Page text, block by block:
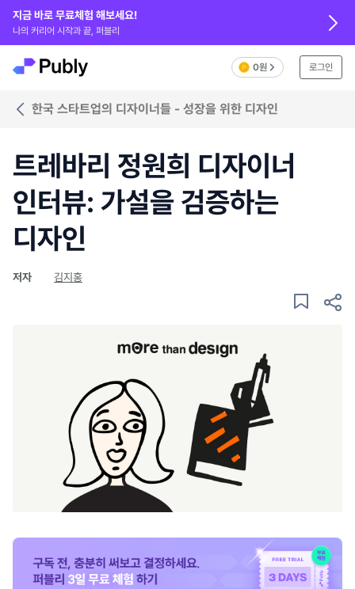
지금 바로 무료체험 해보세요!
나의 커리어 시작과 끝, 퍼블리
0원 로그인
한국 스타트업의 디자이너들 - 성장을 위한 디자인
트레바리 정원희 디자이너
인터뷰: 가설을 검증하는
디자인
저자 김지홍